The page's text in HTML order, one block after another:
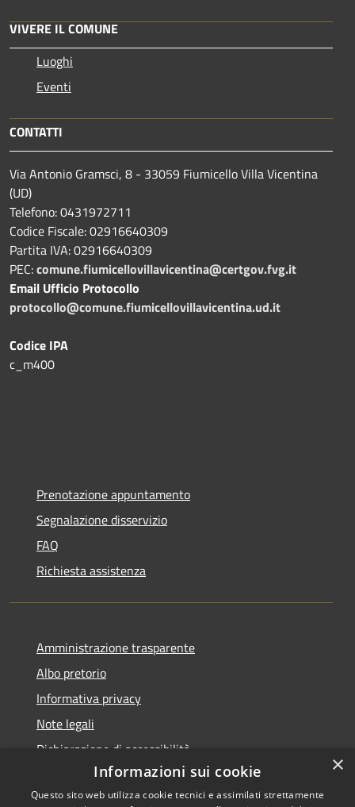
VIVERE IL COMUNE
Luoghi
Eventi
CONTATTI
Via Antonio Gramsci, 8 - 33059 Fiumicello Villa Vicentina
(UD)
Telefono: 0431972711
Codice Fiscale: 02916640309
Partita IVA: 02916640309
PEC:comune.fiumicellovillavicentina@certgov.fvg.it
Email Ufficio Protocollo
protocollo@comune.fiumicellovillavicentina.ud.it
Codice IPA
c_m400
Prenotazione appuntamento
Segnalazione disservizio
FAQ
Richiesta assistenza
Amministrazione trasparente
Albo pretorio
Informativa privacy
Note legali
Dichiarazione di accessibilità
×
Informazioni sui cookie
Questo sito web utilizza cookie tecnici e assimilati strettamente